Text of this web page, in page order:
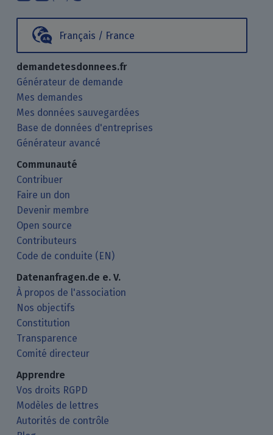
Français / France
demandetesdonnees.fr
Générateur de demande
Mes demandes
Mes données sauvegardées
Base de données d'entreprises
Générateur avancé
Communauté
Contribuer
Faire un don
Devenir membre
Open source
Contributeurs
Code de conduite (EN)
Datenanfragen.de e. V.
À propos de l'association
Nos objectifs
Constitution
Transparence
Comité directeur
Apprendre
Vos droits RGPD
Modèles de lettres
Autorités de contrôle